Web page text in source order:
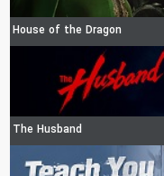
House of the Dragon
The Husband